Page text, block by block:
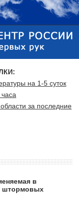
на 1-5 суток
за последние
в
штормовых